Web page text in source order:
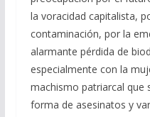
la voracidad capitalista,
contaminación, por la
alarmante pérdida de
especialmente con la
machismo patriarcal que
forma de asesinatos y